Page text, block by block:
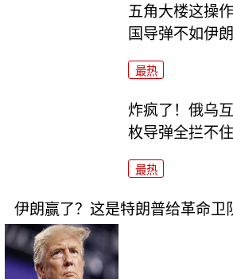
五角大楼这操
国导弹不如伊朗
最热
炸疯了！俄乌
枚导弹全拦不住
最热
伊朗赢了？这是特朗普给革命卫